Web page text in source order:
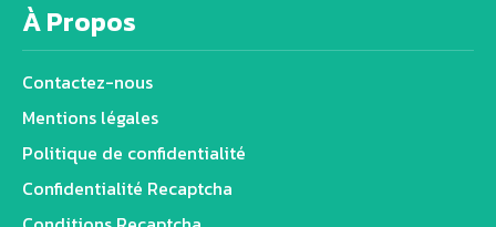
À Propos
Contactez-nous
Mentions légales
Politique de confidentialité
Confidentialité Recaptcha